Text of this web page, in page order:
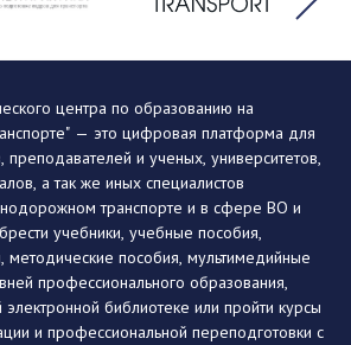
центра по образованию на
— это цифровая платформа для
преподавателей и ученых, университетов,
а так же иных специалистов
транспорте и в сфере ВО и
учебники, учебные пособия,
пособия, мультимедийные
профессионального образования,
библиотеке или пройти курсы
и профессиональной переподготовки с